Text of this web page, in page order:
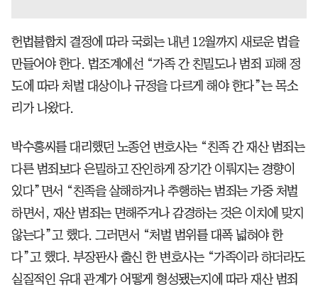
헌법불합치 결정에 따라 국회는 내년 12월까지 새로운 법을
만들어야 한다. 법조계에선 “가족 간 친밀도나 범죄 피해 정
도에 따라 처벌 대상이나 규정을 다르게 해야 한다”는 목소
리가 나왔다.
박수홍씨를 대리했던 노종언 변호사는 “친족 간 재산 범죄는
다른 범죄보다 은밀하고 잔인하게 장기간 이뤄지는 경향이
있다”면서 “친족을 살해하거나 추행하는 범죄는 가중 처벌
하면서, 재산 범죄는 면해주거나 감경하는 것은 이치에 맞지
않는다”고 했다. 그러면서 “처벌 범위를 대폭 넓혀야 한
다”고 했다. 부장판사 출신 한 변호사는 “가족이라 하더라도
실질적인 유대 관계가 어떻게 형성됐는지에 따라 재산 범죄